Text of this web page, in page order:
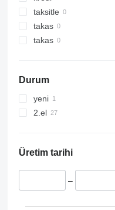
taksitle
takas
takas
Durum
yeni
2.el
Üretim tarihi
–